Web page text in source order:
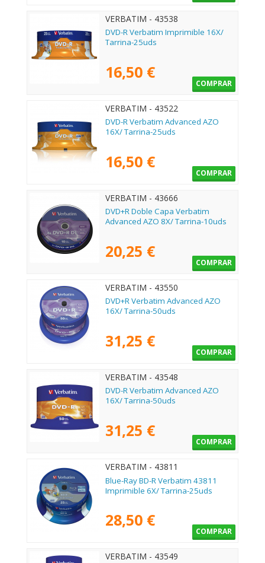
VERBATIM - 43538
DVD-R Verbatim Imprimible 16X/
Tarrina-25uds
16,50 €
COMPRAR
VERBATIM - 43522
DVD-R Verbatim Advanced AZO
16X/ Tarrina-25uds
16,50 €
COMPRAR
VERBATIM - 43666
DVD+R Doble Capa Verbatim
Advanced AZO 8X/ Tarrina-10uds
20,25 €
COMPRAR
VERBATIM - 43550
DVD+R Verbatim Advanced AZO
16X/ Tarrina-50uds
31,25 €
COMPRAR
VERBATIM - 43548
DVD-R Verbatim Advanced AZO
16X/ Tarrina-50uds
31,25 €
COMPRAR
VERBATIM - 43811
Blue-Ray BD-R Verbatim 43811
Imprimible 6X/ Tarrina-25uds
28,50 €
COMPRAR
VERBATIM - 43549